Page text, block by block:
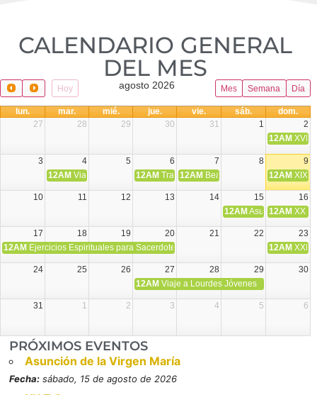
CALENDARIO GENERAL
DEL MES​
Hoy Mes Semana Día
agosto 2026
lun. mar. mié. jue. vie. sáb.
dom.
27
28 29 30 31 1
2
12AM XVIII
3 4 5 6 7 8
9
12AM Viaje Diocesano a Japón.
12AM Transfiguración del Señor
12AM Beatos Cruz Laplana,
12AM XIX
10 11 12 13 14 15
16
12AM Asunción de la
12AM XX
17 18 19 20 21 22
23
12AM Ejercicios Espirituales para Sacerdotes. Priego. 12AM XXI
24 25 26 27 28 29
30
12AM Viaje a Lourdes Jóvenes
31 1 2 3 4 5 6
PRÓXIMOS EVENTOS
Asunción de la Virgen María
Fecha: sábado, 15 de agosto de 2026